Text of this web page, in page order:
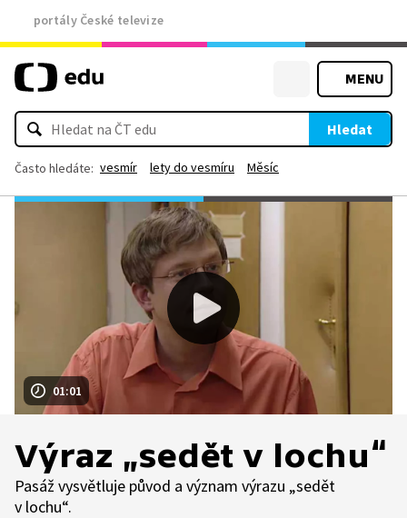
portály České televize
MENU
Hledat
Často hledáte: vesmír lety do vesmíru Měsíc
01:01
Výraz „sedět v lochu“
Pasáž vysvětluje původ a význam výrazu „sedět
v lochu“.